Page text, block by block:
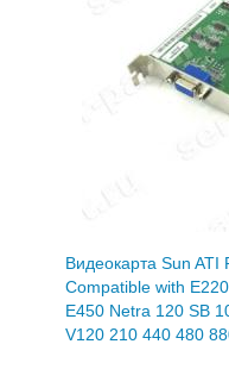
Видеокарта Sun ATI
Compatible with
E450 Netra 120 SB
V120 210 440 480